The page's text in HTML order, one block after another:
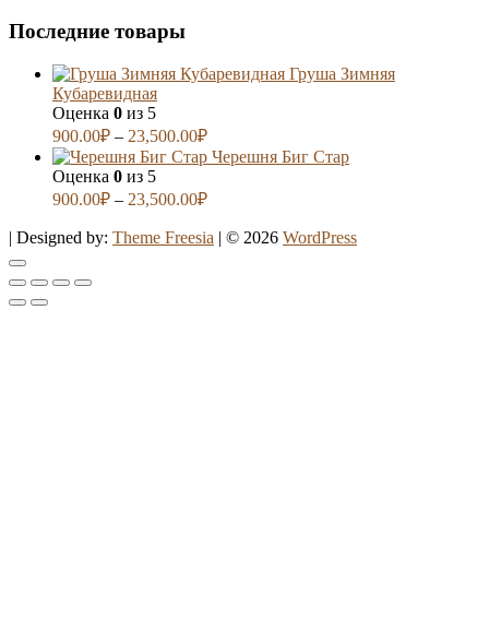
Последние товары
Груша Зимняя
Кубаревидная
Оценка 0 из 5
900.00₽ – 23,500.00₽
Черешня Биг Стар
Оценка 0 из 5
900.00₽ – 23,500.00₽
| Designed by: Theme Freesia | © 2026 WordPress
Go
to
top